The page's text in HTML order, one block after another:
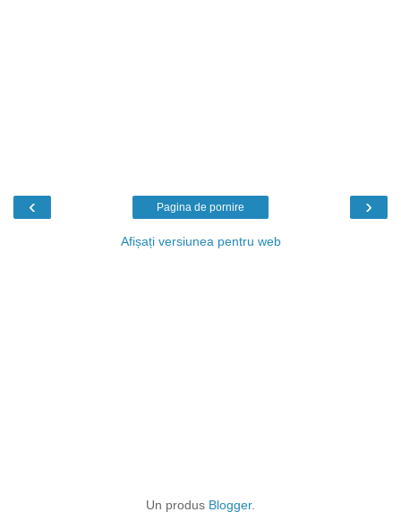
‹ ›
Pagina de pornire
Afișați versiunea pentru web
Un produs Blogger.